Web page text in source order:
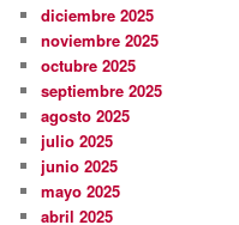
diciembre 2025
noviembre 2025
octubre 2025
septiembre 2025
agosto 2025
julio 2025
junio 2025
mayo 2025
abril 2025